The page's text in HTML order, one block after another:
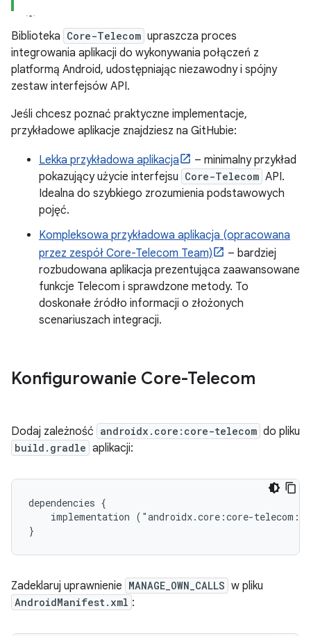
Biblioteka Core-Telecom upraszcza proces
integrowania aplikacji do wykonywania połączeń z
platformą Android, udostępniając niezawodny i spójny
zestaw interfejsów API.
Jeśli chcesz poznać praktyczne implementacje,
przykładowe aplikacje znajdziesz na GitHubie:
Lekka przykładowa aplikacja
– minimalny przykład
pokazujący użycie interfejsu Core-Telecom API.
Idealna do szybkiego zrozumienia podstawowych
pojęć.
Kompleksowa przykładowa aplikacja (opracowana
przez zespół Core-Telecom Team)
– bardziej
rozbudowana aplikacja prezentująca zaawansowane
funkcje Telecom i sprawdzone metody. To
doskonałe źródło informacji o złożonych
scenariuszach integracji.
Konfigurowanie Core-Telecom
Dodaj zależność androidx.core:core-telecom do pliku
build.gradle aplikacji:
dependencies
implementation ("androidx.core:core-
Zadeklaruj uprawnienie MANAGE_OWN_CALLS w pliku
AndroidManifest.xml :